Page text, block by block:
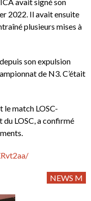
2022. Il avait ensuite
plusieurs mises à
son expulsion
de N3. C’était
le match LOSC-
LOSC, a confirmé
NEWS M